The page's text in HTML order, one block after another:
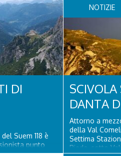
DI
Suem 118 è
punto
numero 699,
NOTIZIE
DANTA
Attorno a
della Val
Settima
Piedo, sotto